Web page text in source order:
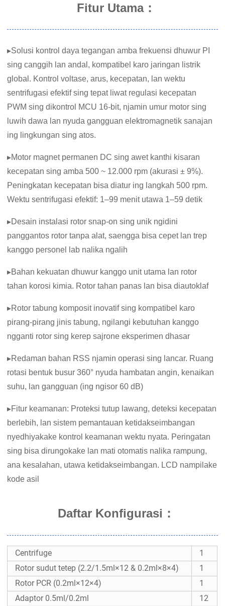
Fitur Utama：
▸Solusi kontrol daya tegangan amba frekuensi dhuwur PI
sing canggih lan andal, kompatibel karo jaringan listrik
global. Kontrol voltase, arus, kecepatan, lan wektu
sentrifugasi efektif sing tepat liwat regulasi kecepatan
PWM sing dikontrol MCU 16-bit, njamin umur motor sing
luwih dawa lan nyuda gangguan elektromagnetik sanajan
ing lingkungan sing atos.
▸Motor magnet permanen DC sing awet kanthi kisaran
kecepatan sing amba 500 ~ 12.000 rpm (akurasi ± 9%).
Peningkatan kecepatan bisa diatur ing langkah 500 rpm.
Wektu sentrifugasi efektif: 1–99 menit utawa 1–59 detik
▸Desain instalasi rotor snap-on sing unik ngidini
panggantos rotor tanpa alat, saengga bisa cepet lan trep
kanggo personel lab nalika ngalih
▸Bahan kekuatan dhuwur kanggo unit utama lan rotor
tahan korosi kimia. Rotor tahan panas lan bisa diautoklaf
▸Rotor tabung komposit inovatif sing kompatibel karo
pirang-pirang jinis tabung, ngilangi kebutuhan kanggo
ngganti rotor sing kerep sajrone eksperimen dhasar
▸Redaman bahan RSS njamin operasi sing lancar. Ruang
rotasi bentuk busur 360° nyuda hambatan angin, kenaikan
suhu, lan gangguan (ing ngisor 60 dB)
▸Fitur keamanan: Proteksi tutup lawang, deteksi kecepatan
berlebih, lan sistem pemantauan ketidakseimbangan
nyedhiyakake kontrol keamanan wektu nyata. Peringatan
sing bisa dirungokake lan mati otomatis nalika rampung,
ana kesalahan, utawa ketidakseimbangan. LCD nampilake
kode asil
Daftar Konfigurasi：
Centrifuge
1
Rotor sudut tetep (2.2/1.5ml×12 & 0.2ml×8×4)
1
Rotor PCR (0.2ml×12×4)
1
Adaptor 0.5ml/0.2ml
12